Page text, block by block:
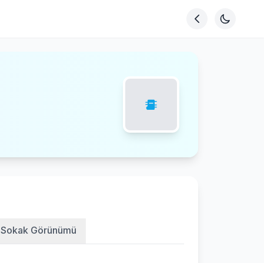
Sokak Görünümü